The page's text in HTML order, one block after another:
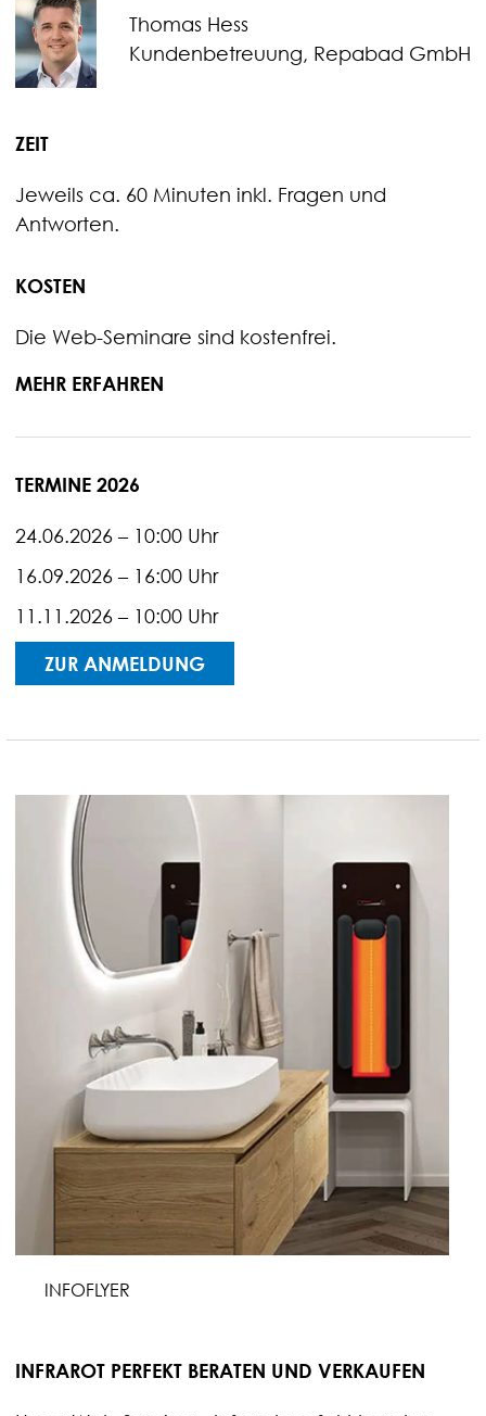
Thomas Hess
Kundenbetreuung, Repabad GmbH
ZEIT
Jeweils ca. 60 Minuten inkl. Fragen und
Antworten.
KOSTEN
Die Web-Seminare sind kostenfrei.
MEHR ERFAHREN
TERMINE 2026
24.06.2026 – 10:00 Uhr
16.09.2026 – 16:00 Uhr
11.11.2026 – 10:00 Uhr
ZUR ANMELDUNG
INFOFLYER
INFRAROT PERFEKT BERATEN UND VERKAUFEN